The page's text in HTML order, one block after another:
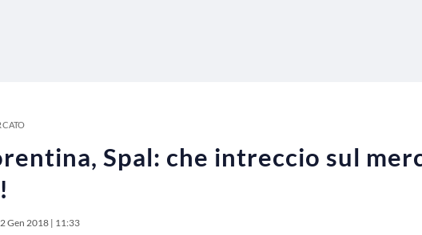
Spal: che intreccio sul
2 Gen 2018 | 11:33